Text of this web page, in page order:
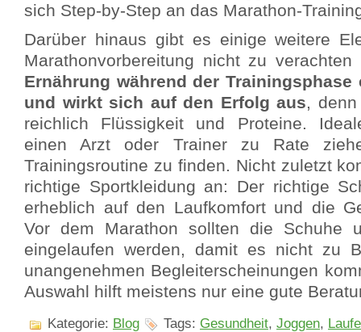
sich Step-by-Step an das Marathon-
Darüber hinaus gibt es einige weitere
Marathonvorbereitung nicht zu
Ernährung während der
und wirkt sich auf den Erfolg aus,
reichlich Flüssigkeit und Proteine.
einen Arzt oder Trainer zu Rate
Trainingsroutine zu finden. Nicht zuletzt
richtige Sportkleidung an: Der richtige
erheblich auf den Laufkomfort und die
Vor dem Marathon sollten die Schuhe
eingelaufen werden, damit es nicht zu
unangenehmen Begleiterscheinungen
Auswahl hilft meistens nur eine gute
Kategorie: Blog Tags: Gesundheit, Joggen,